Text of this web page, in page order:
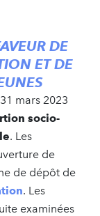
DE
ET DE
mars 2023
socio-
. Les
de
de dépôt de
. Les
examinées